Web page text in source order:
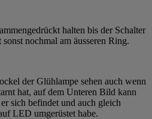
halten bis der Schalter
nochmal am äusseren Ring.
der Glühlampe sehen auch wenn
hat, auf dem Unteren Bild kann
sich befindet und auch gleich
LED umgerüstet habe.